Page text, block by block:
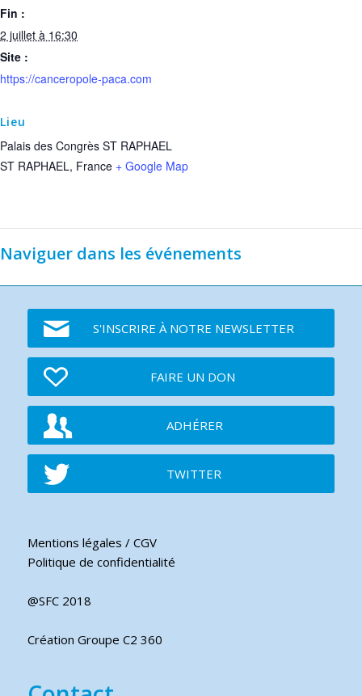
Fin :
2 juillet à 16:30
Site :
https://canceropole-paca.com
Lieu
Palais des Congrès ST RAPHAEL
ST RAPHAEL, France + Google Map
Naviguer dans les événements
S'INSCRIRE À NOTRE NEWSLETTER
FAIRE UN DON
ADHÉRER
TWITTER
Mentions légales / CGV
Politique de confidentialité
@SFC 2018
Création Groupe C2 360